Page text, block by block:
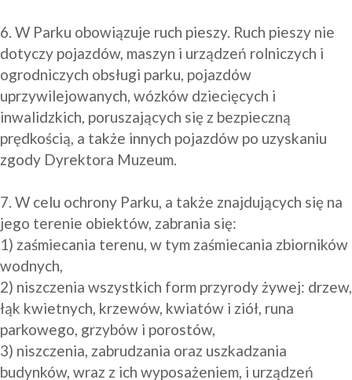
6. W Parku obowiązuje ruch pieszy. Ruch pieszy nie
dotyczy pojazdów, maszyn i urządzeń rolniczych i
ogrodniczych obsługi parku, pojazdów
uprzywilejowanych, wózków dziecięcych i
inwalidzkich, poruszających się z bezpieczną
prędkością, a także innych pojazdów po uzyskaniu
zgody Dyrektora Muzeum.
7. W celu ochrony Parku, a także znajdujących się na
jego terenie obiektów, zabrania się:
1) zaśmiecania terenu, w tym zaśmiecania zbiorników
wodnych,
2) niszczenia wszystkich form przyrody żywej: drzew,
łąk kwietnych, krzewów, kwiatów i ziół, runa
parkowego, grzybów i porostów,
3) niszczenia, zabrudzania oraz uszkadzania
budynków, wraz z ich wyposażeniem, i urządzeń